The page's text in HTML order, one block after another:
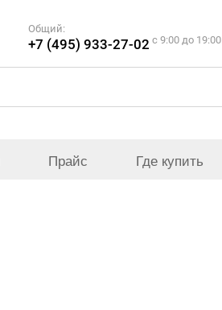
Общий:
+7 (495) 933-27-02 c 9:00 до 19:00
Прайс Где купить